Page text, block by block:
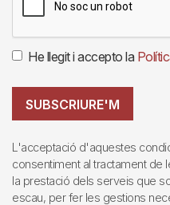
He llegit i accepto la
SUBSCRIURE'M
L'acceptació d'aquestes
consentiment al tractament
la prestació dels serveis que
escau, per fer les gestions